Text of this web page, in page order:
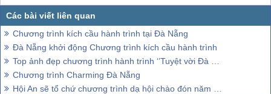
Chương trình kích cầu hành trình tại Đà Nẵng
Đà Nẵng khởi động Chương trình kích cầu hành trình
Top ảnh đẹp chương trình hành trình ‘’Tuyệt vời Đà Nẵng ơi’’
Chương trình Charming Đà Nẵng
Hội An sẽ tổ chứ chương trình dạ hội chào đón năm mới 2017